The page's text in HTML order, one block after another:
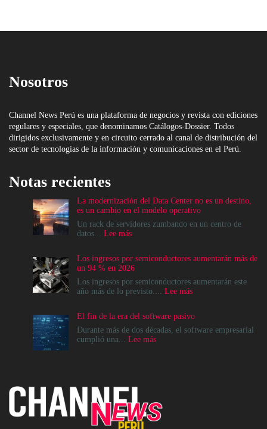
Nosotros
Channel News Perú es una plataforma de negocios y revista con ediciones
regulares y especiales, que denominamos Catálogos-Dossier. Todos
dirigidos exclusivamente y en circuito cerrado al canal de distribución del
sector de tecnologías de la información y comunicaciones en el Perú.
Notas recientes
La modernización del Data Center no es un destino,
es un cambio en el modelo operativo
Un rack de servidores zumbando en un centro de
datos... Lee más:
del
Data
Center
no
destino,
es
un
operativo
Los ingresos por semiconductores aumentarán más de
un 94 % en 2026
Los ingresos por semiconductores aumentarán este
año más de lo previsto.... Lee más:
por
semiconductores
El fin de la era del software pasivo
Durante más de dos décadas, el software empresarial
cumplió una... Lee más:
software
pasivo